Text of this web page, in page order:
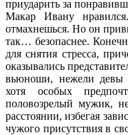
приударить за
Макар Ивану
отмахнешься. Но он
так… безопаснее.
для снятия стресса,
оказывались
вьюноши, нежели девы
хотя особых
половозрелый мужик,
расстоянии, избегая
чужого присутствия в